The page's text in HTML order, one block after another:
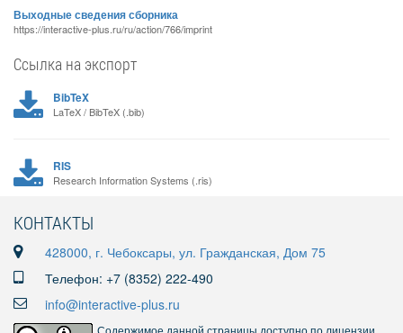
Выходные сведения сборника
https://interactive-plus.ru/ru/action/766/imprint
Ссылка на экспорт
BibTeX
LaTeX / BibTeX (.bib)
RIS
Research Information Systems (.ris)
КОНТАКТЫ
428000, г. Чебоксары, ул. Гражданская, Дом 75
Телефон: +7 (8352) 222-490
info@interactive-plus.ru
Содержимое данной страницы доступно по лицензии